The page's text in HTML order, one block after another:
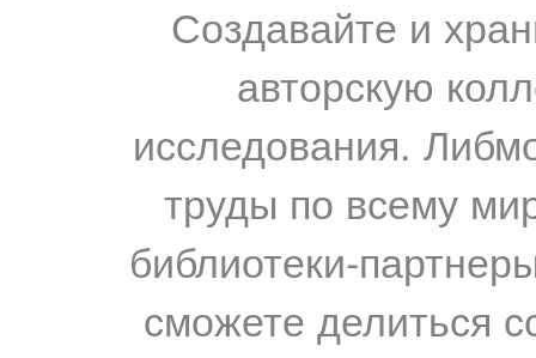
Создавайте и
авторскую
исследования.
труды по всему
библиотеки-
сможете делиться